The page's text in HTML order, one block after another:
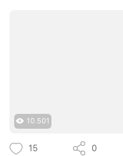
10.501
15 0